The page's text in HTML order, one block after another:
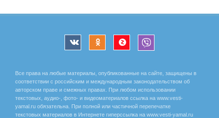
Все права на любые материалы, опубликованные на сайте, защищены в
соответствии с российским и международным законодательством об
авторском праве и смежных правах. При любом использовании
текстовых, аудио-, фото- и видеоматериалов ссылка на www.vesti-
yamal.ru обязательна. При полной или частичной перепечатке
текстовых материалов в Интернете гиперссылка на www.vesti-yamal.ru